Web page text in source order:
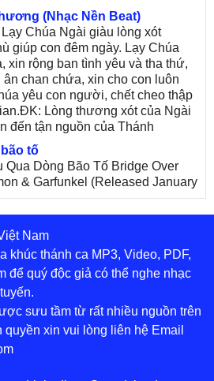
(Nhạc Nền Beat)
Lạy Chúa Ngài giàu lòng xót
giúp con đêm ngày. Lạy Chúa
xin rộng ban tình yêu và tha thứ,
ân chan chứa, xin cho con luôn
yêu con người, chết cheo thập
Lòng thương xót của Ngài
đến tận nguồn của Thánh
tố
Qua Dòng Bão Tố Bridge Over
& Garfunkel (Released January
Sĩ Vũ Đức Nghiêm Trình Bày:
ơn
Nam
khúc thánh ca MP3, Video, PDF,
để quý độc giả có thể nghe nhạc
sưu tầm từ rất nhiều nguồn trên
quyền xin vui lòng liên hệ Email